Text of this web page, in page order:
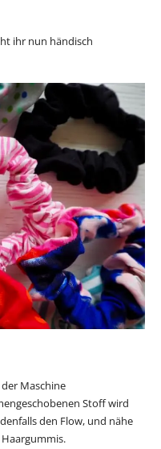
ihr nun händisch
Maschine
Stoff wird
den Flow, und nähe